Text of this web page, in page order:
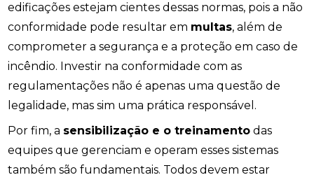
edificações estejam cientes dessas normas, pois a não
conformidade pode resultar em multas, além de
comprometer a segurança e a proteção em caso de
incêndio. Investir na conformidade com as
regulamentações não é apenas uma questão de
legalidade, mas sim uma prática responsável.
Por fim, a sensibilização e o treinamento das
equipes que gerenciam e operam esses sistemas
também são fundamentais. Todos devem estar